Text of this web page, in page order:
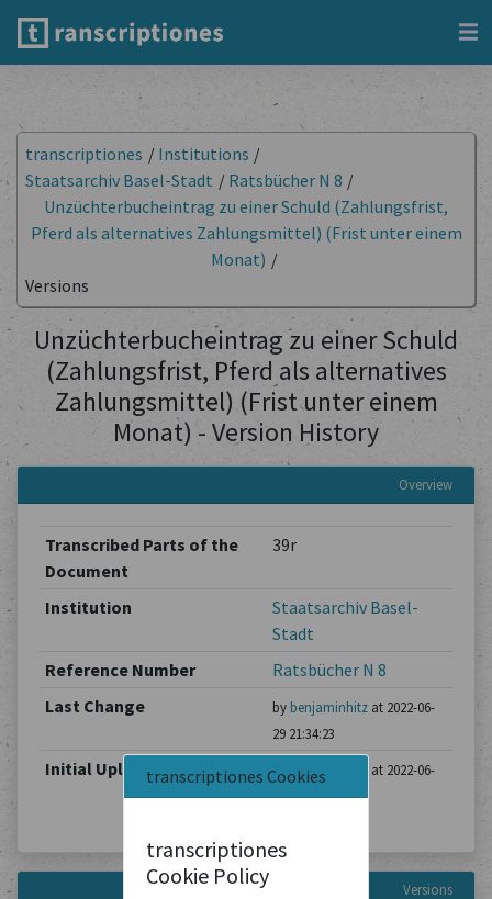
transcriptiones Cookies
transcriptiones
Cookie Policy
transcriptiones / Institutions /
Staatsarchiv Basel-Stadt / Ratsbücher N 8 /
Unzüchterbucheintrag zu einer Schuld (Zahlungsfrist,
Pferd als alternatives Zahlungsmittel) (Frist unter einem
Monat) /
Versions
Unzüchterbucheintrag zu einer Schuld
(Zahlungsfrist, Pferd als alternatives
Zahlungsmittel) (Frist unter einem
Monat) - Version History
Overview
Transcribed Parts of the
Document
39r
Institution
Staatsarchiv Basel-
Stadt
Reference Number
Ratsbücher N 8
Last Change
by benjaminhitzat 2022-06-
29 21:34:23
Initial Upload by benjaminhitz
at 2022-06-
29 21:34:23
Versions